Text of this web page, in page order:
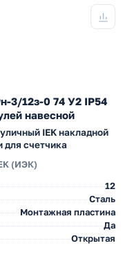
3/12з-0 74 У2 IP54
навесной
IEK накладной
для счетчика
(ИЭК)
12
Сталь
Монтажная пластина
Да
Открытая